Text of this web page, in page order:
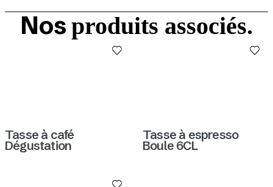
Nos produits associés.
Tasse à café
Dégustation
Tasse à espresso
Boule 6CL